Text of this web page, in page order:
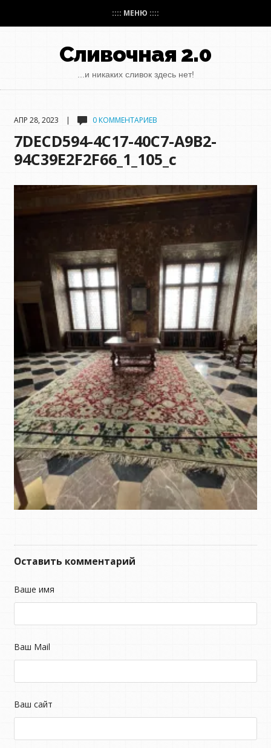
:::: МЕНЮ ::::
Сливочная 2.0
...и никаких сливок здесь нет!
АПР 28, 2023 | 0 КОММЕНТАРИЕВ
7DECD594-4C17-40C7-A9B2-
94C39E2F2F66_1_105_c
Оставить комментарий
Ваше имя
Ваш Mail
Ваш сайт